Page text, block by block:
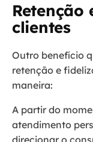
Retenção
clientes
Outro benefício
retenção e
maneira:
A partir do
atendimento